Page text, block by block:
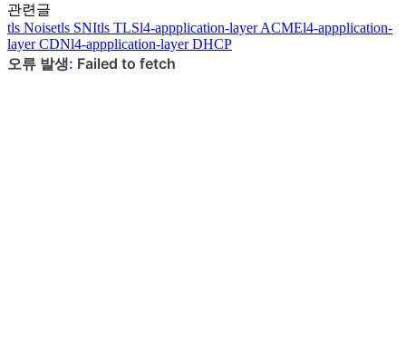
관련글
tls Noisetls SNItls TLSl4-appplication-layerACMEl4-appplication-
layerCDNl4-appplication-layerDHCP